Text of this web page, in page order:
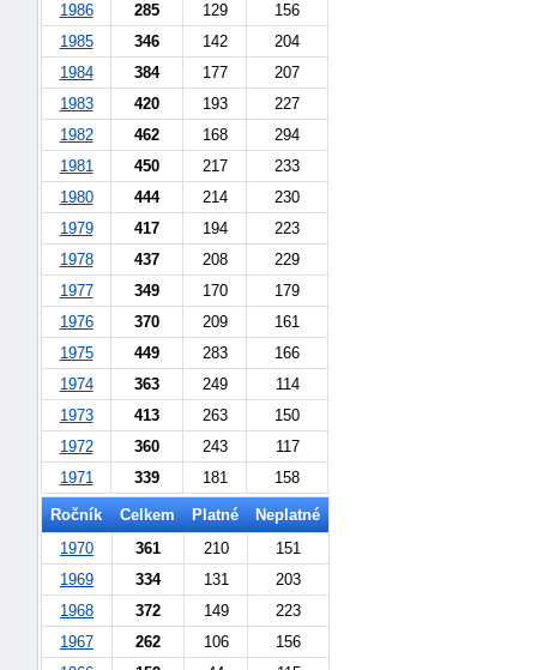
1986
285 129
156
1985
346 142
204
1984
384 177
207
1983
420 193
227
1982
462 168
294
1981
450 217
233
1980
444 214
230
1979
417 194
223
1978
437 208
229
1977
349 170
179
1976
370 209
161
1975
449 283
166
1974
363 249
114
1973
413 263
150
1972
360 243
117
1971
339 181 158
Ročník Celkem Platné
Neplatné
1970
361 210
151
1969
334 131
203
1968
372 149
223
1967
262 106
156